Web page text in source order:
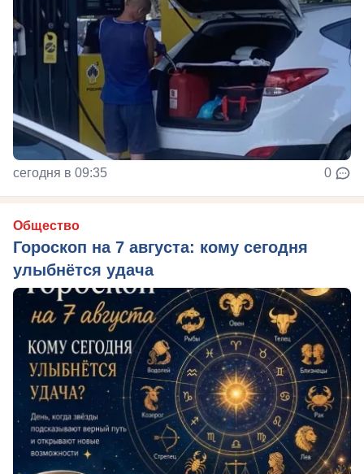
сегодня в 09:35 0
Общество
Гороскоп на 7 августа: кому сегодня
улыбнётся удача